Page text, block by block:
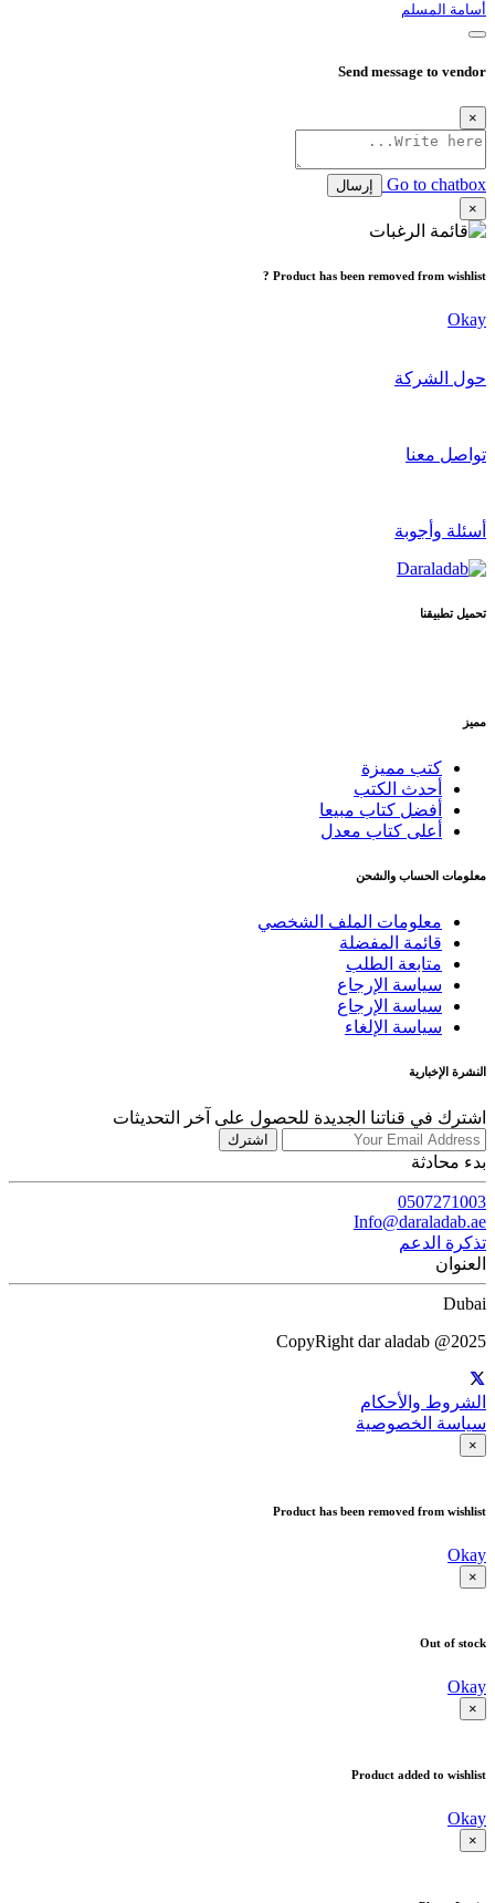
أسامة المسلم
Send message to vendor
×
Go to chatbox
إرسال
×
Product has been removed from wishlist ?
Okay
حول الشركة
تواصل معنا
أسئلة وأجوبة
تحميل تطبيقنا
مميز
كتب مميزة
أحدث الكتب
أفضل كتاب مبيعا
أعلى كتاب معدل
معلومات الحساب والشحن
معلومات الملف الشخصي
قائمة المفضلة
متابعة الطلب
سياسة الإرجاع
سياسة الإرجاع
سياسة الإلغاء
النشرة الإخبارية
اشترك في قناتنا الجديدة للحصول على آخر التحديثات
اشترك
بدء محادثة
0507271003
Info@daraladab.ae
تذكرة الدعم
العنوان
Dubai
CopyRight dar aladab @2025
الشروط والأحكام
سياسة الخصوصية
×
Product has been removed from wishlist
Okay
×
Out of stock
Okay
×
Product added to wishlist
Okay
×